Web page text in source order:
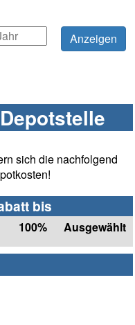
sich die nachfolgend
bis
100% Ausgewählt